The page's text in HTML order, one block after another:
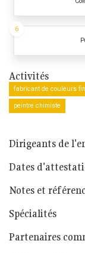
6
Activités
fabricant de couleurs
peintre chimiste
Dirigeants de
Dates
Notes et
Spécialités
Partenaires